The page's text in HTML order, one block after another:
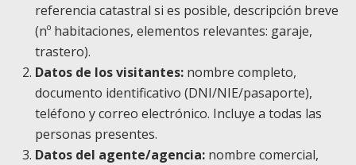
referencia catastral si es posible, descripción breve
(nº habitaciones, elementos relevantes: garaje,
trastero).
Datos de los visitantes: nombre completo,
documento identificativo (DNI/NIE/pasaporte),
teléfono y correo electrónico. Incluye a todas las
personas presentes.
Datos del agente/agencia: nombre comercial,